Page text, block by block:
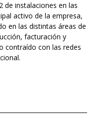
de instalaciones en las
activo de la empresa,
en las distintas áreas de
facturación y
contraído con las redes